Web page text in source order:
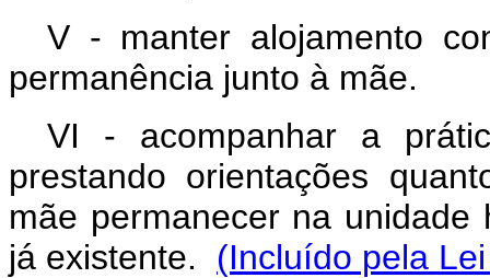
V - manter alojamento
permanência junto à mãe.
VI - acompanhar a
prestando orientações
mãe permanecer na unidade
já existente.
(Incluído pela